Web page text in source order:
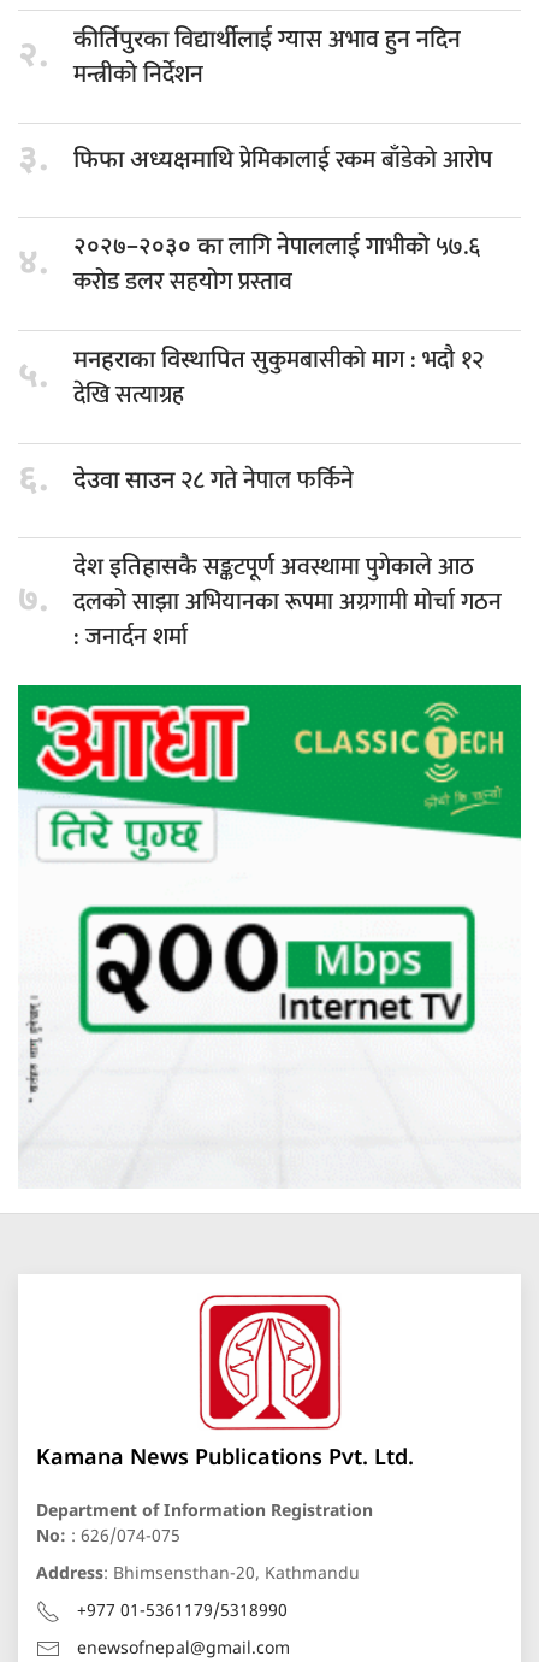
२. कीर्तिपुरका विद्यार्थीलाईग्यास अभाव हुन नदिन
मन्त्रीको निर्देशन
३. फिफा अध्यक्षमाथिप्रेमिकालाई रकम बाँडेको आरोप
४. २०२७–२०३० कालागि नेपाललाई गाभीको ५७.६
करोड डलर सहयोग प्रस्ताव
५. मनहराका विस्थापितसुकुमबासीको माग : भदौ १२
देखि सत्याग्रह
६. देउवा साउन२८ गते नेपाल फर्किने
७.
देश इतिहासकैसङ्कटपूर्ण अवस्थामा पुगेकाले आठ
दलको साझा अभियानका रूपमा अग्रगामी मोर्चा गठन
: जनार्दन शर्मा
Kamana News Publications Pvt. Ltd.
Department of Information Registration
No: : 626/074-075
Address: Bhimsensthan-20, Kathmandu
+977 01-5361179/5318990
enewsofnepal@gmail.com